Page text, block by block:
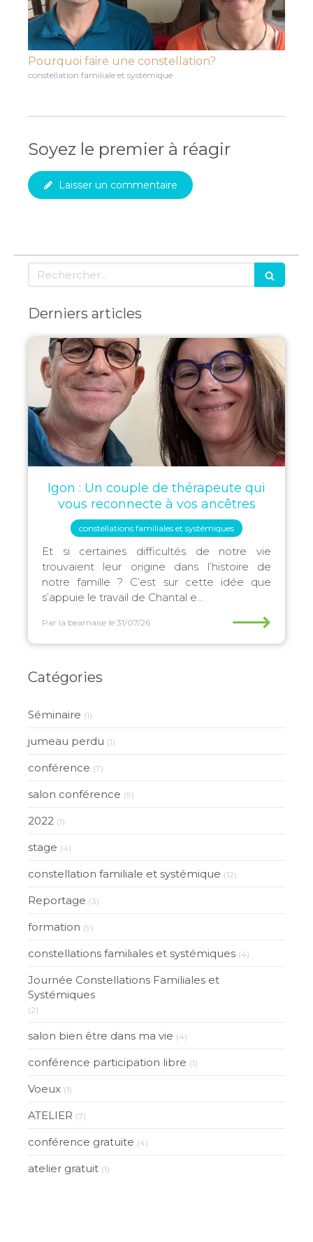
Pourquoi faire une constellation?
constellation familiale et systémique
Soyez le premier à réagir
Laisser un commentaire
Rechercher
Derniers articles
Igon : Un couple de thérapeute qui
vous reconnecte à vos ancêtres
constellations familiales et systémiques
Et si certaines difficultés de notre vie
trouvaient leur origine dans l’histoire de
notre famille ? C’est sur cette idée que
s’appuie le travail de Chantal e...
Par la bearnaise le 31/07/26 ⟶
Catégories
Séminaire (1)
jumeau perdu (1)
conférence (7)
salon conférence (9)
2022 (1)
stage (4)
constellation familiale et systémique (12)
Reportage (3)
formation (9)
constellations familiales et systémiques (4)
Journée Constellations Familiales et
Systémiques
(2)
salon bien être dans ma vie (4)
conférence participation libre (1)
Voeux (1)
ATELIER (7)
conférence gratuite (4)
atelier gratuit (1)